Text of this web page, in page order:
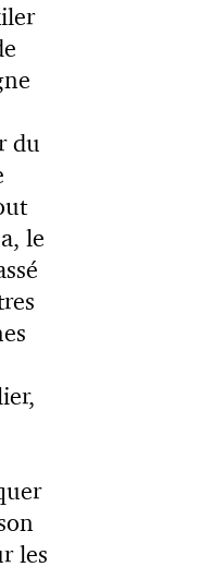
du
le
les